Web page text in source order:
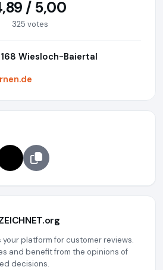
/ 5,00
325 votes
Wiesloch-Baiertal
your platform for customer reviews.
and benefit from the opinions of
decisions.